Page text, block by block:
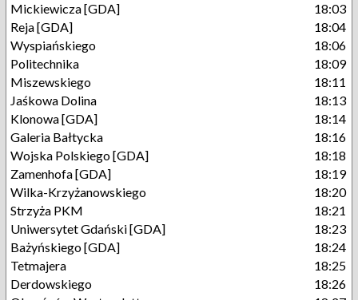
Mickiewicza [GDA]
18:03
Reja [GDA]
18:04
Wyspiańskiego
18:06
Politechnika
18:09
Miszewskiego
18:11
Jaśkowa Dolina
18:13
Klonowa [GDA]
18:14
Galeria Bałtycka
18:16
Wojska Polskiego [GDA]
18:18
Zamenhofa [GDA]
18:19
Wilka-Krzyżanowskiego
18:20
Strzyża PKM
18:21
Uniwersytet Gdański [GDA]
18:23
Bażyńskiego [GDA]
18:24
Tetmajera
18:25
Derdowskiego
18:26